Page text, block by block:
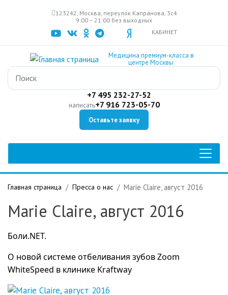
к
основному
содержанию
123242, Москва, переулок Капранова, 3с4
9:00 – 21:00 без выходных
КАБИНЕТ
Медицина премиум-класса в
центре Москвы
+7 495 232-27-52
написать+7 916 723-05-70
Оставьте заявку
Главная страница Пресса о нас Marie Claire, август 2016
Marie Claire, август 2016
Боли.NET.
О новой системе отбеливания зубов Zoom
WhiteSpeed в клинике Kraftway